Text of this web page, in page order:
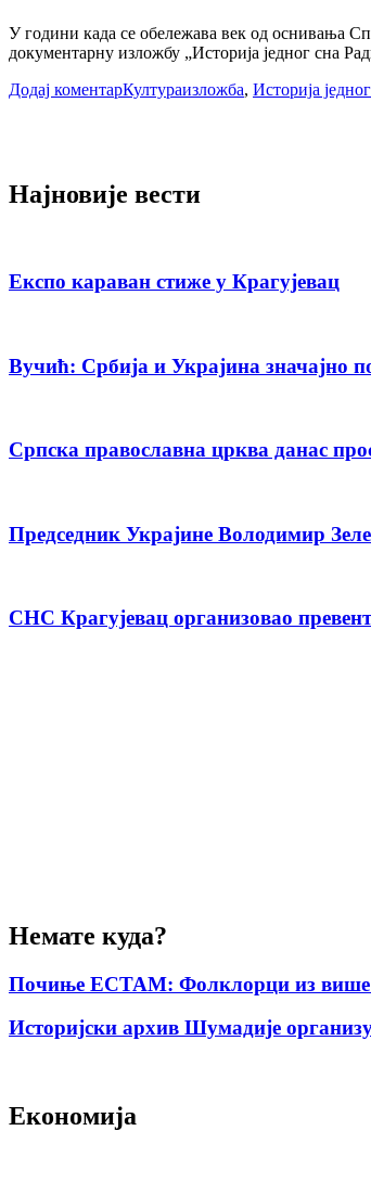
У години када се обележава век од оснивања
документарну изложбу „Историја једног сна
Додај коментарКултураизложба, Историја
Најновије вести
Експо караван стиже у Крагујевац
Вучић: Србија и Украјина значајно
Српска православна црква данас
Председник Украјине Володимир
СНС Крагујевац организовао
Немате куда?
Почиње ЕСТАМ: Фолклорци из више
Историјски архив Шумадије
Економија